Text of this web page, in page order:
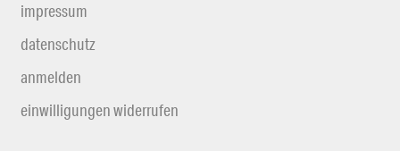
impressum
datenschutz
anmelden
einwilligungen widerrufen